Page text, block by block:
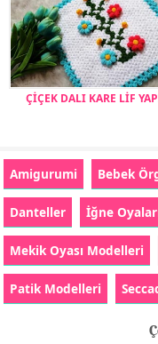
ÇİÇEK DALI KARE LİF
Amigurumi Bebek
Danteller İğne
Mekik Oyası Modelleri
Patik Modelleri